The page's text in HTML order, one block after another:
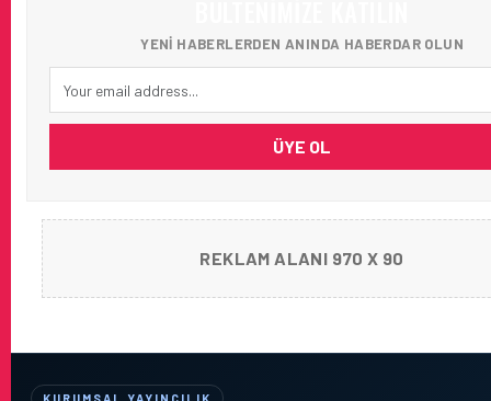
YENI HABERLERDEN ANINDA HABERDAR OLUN
ÜYE OL
REKLAM ALANI 970 X 90